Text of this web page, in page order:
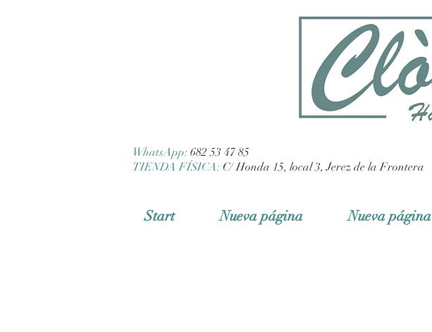
WhatsApp: 682 53 47 85
TIENDA FÍSICA: C/ Honda 15, local 3, Jerez de la Frontera
Start Nueva página Nueva página